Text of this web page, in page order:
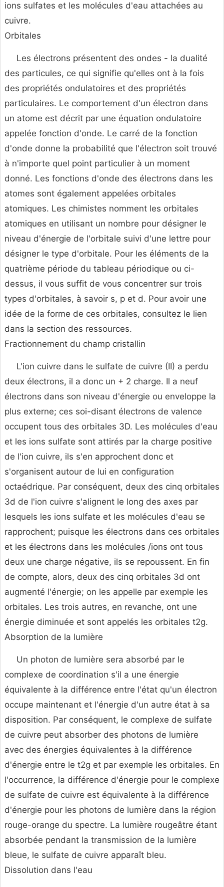
ions sulfates et les molécules d'eau attachées au
cuivre.
Orbitales
Les électrons présentent des ondes - la dualité
des particules, ce qui signifie qu'elles ont à la fois
des propriétés ondulatoires et des propriétés
particulaires. Le comportement d'un électron dans
un atome est décrit par une équation ondulatoire
appelée fonction d'onde. Le carré de la fonction
d'onde donne la probabilité que l'électron soit trouvé
à n'importe quel point particulier à un moment
donné. Les fonctions d'onde des électrons dans les
atomes sont également appelées orbitales
atomiques. Les chimistes nomment les orbitales
atomiques en utilisant un nombre pour désigner le
niveau d'énergie de l'orbitale suivi d'une lettre pour
désigner le type d'orbitale. Pour les éléments de la
quatrième période du tableau périodique ou ci-
dessus, il vous suffit de vous concentrer sur trois
types d'orbitales, à savoir s, p et d. Pour avoir une
idée de la forme de ces orbitales, consultez le lien
dans la section des ressources.
Fractionnement du champ cristallin
L'ion cuivre dans le sulfate de cuivre (II) a perdu
deux électrons, il a donc un + 2 charge. Il a neuf
électrons dans son niveau d'énergie ou enveloppe la
plus externe; ces soi-disant électrons de valence
occupent tous des orbitales 3D. Les molécules d'eau
et les ions sulfate sont attirés par la charge positive
de l'ion cuivre, ils s'en approchent donc et
s'organisent autour de lui en configuration
octaédrique. Par conséquent, deux des cinq orbitales
3d de l'ion cuivre s'alignent le long des axes par
lesquels les ions sulfate et les molécules d'eau se
rapprochent; puisque les électrons dans ces orbitales
et les électrons dans les molécules /ions ont tous
deux une charge négative, ils se repoussent. En fin
de compte, alors, deux des cinq orbitales 3d ont
augmenté l'énergie; on les appelle par exemple les
orbitales. Les trois autres, en revanche, ont une
énergie diminuée et sont appelés les orbitales t2g.
Absorption de la lumière
Un photon de lumière sera absorbé par le
complexe de coordination s'il a une énergie
équivalente à la différence entre l'état qu'un électron
occupe maintenant et l'énergie d'un autre état à sa
disposition. Par conséquent, le complexe de sulfate
de cuivre peut absorber des photons de lumière
avec des énergies équivalentes à la différence
d'énergie entre le t2g et par exemple les orbitales. En
l'occurrence, la différence d'énergie pour le complexe
de sulfate de cuivre est équivalente à la différence
d'énergie pour les photons de lumière dans la région
rouge-orange du spectre. La lumière rougeâtre étant
absorbée pendant la transmission de la lumière
bleue, le sulfate de cuivre apparaît bleu.
Dissolution dans l'eau